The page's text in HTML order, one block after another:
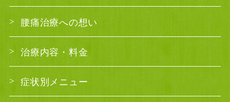
腰痛治療への想い
治療内容・料金
症状別メニュー